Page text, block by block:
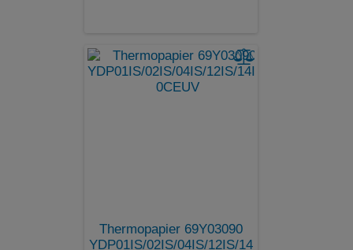
Thermopapier 69Y03090
YDP01IS/02IS/04IS/12IS/14